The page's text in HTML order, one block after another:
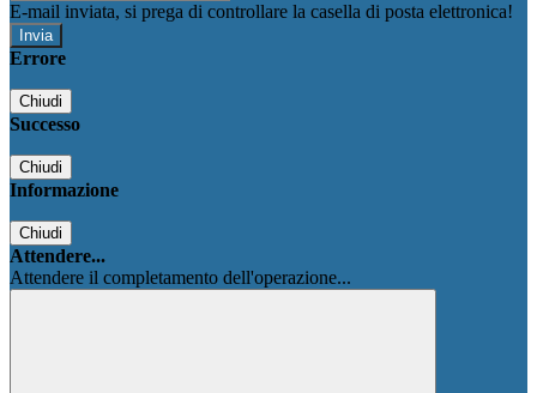
E-mail inviata, si prega di controllare la casella di posta elettronica!
Errore
Chiudi
Successo
Chiudi
Informazione
Chiudi
Attendere...
Attendere il completamento dell'operazione...